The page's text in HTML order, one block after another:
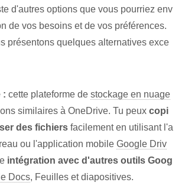
d'autres options que vous pourriez env
de vos besoins et de vos préférences.
présentons⁢ quelques alternatives exce
: cette plateforme de stockage en nuage
similaires à OneDrive. Tu peux copi
des fichiers facilement ⁤en utilisant l'a
ou l'application mobile Google Driv
intégration avec d'autres outils Goog
Docs, Feuilles et diapositives.